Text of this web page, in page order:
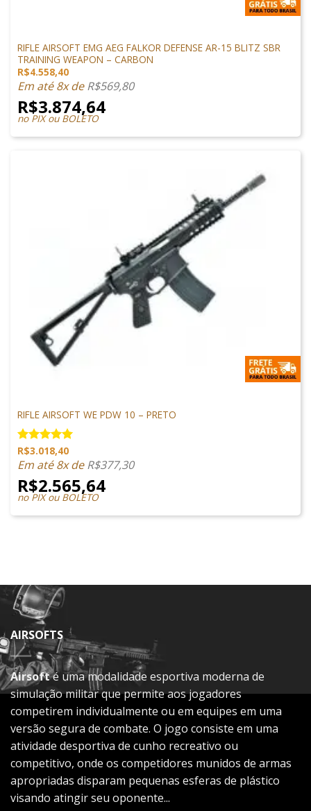
RIFLE AIRSOFT EMG AEG FALKOR DEFENSE AR-15 BLITZ SBR
TRAINING WEAPON – CARBON
R$4.558,40
Em até 8x deR$569,80
R$3.874,64
no PIX ou BOLETO
RIFLE AIRSOFT WE PDW 10 – PRETO
Avaliação
5.00 de 5
R$3.018,40
Em até 8x deR$377,30
R$2.565,64
no PIX ou BOLETO
AIRSOFTS
Airsofté uma modalidade esportiva moderna de
simulação militar que permite aos jogadores
competirem individualmente ou em equipes em uma
versão segura de combate. O jogo consiste em uma
atividade desportiva de cunho recreativo ou
competitivo, onde os competidores munidos de armas
apropriadas disparam pequenas esferas de plástico
visando atingir seu oponente...